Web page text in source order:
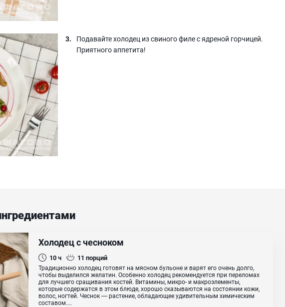
Подавайте холодец из свиного филе с ядреной горчицей.
Приятного аппетита!
Холодец с чесноком
10 ч 11 порций
Традиционно холодец готовят на мясном бульоне и варят его очень долго,
чтобы выделился желатин. Особенно холодец рекомендуется при переломах
для лучшего сращивания костей. Витамины, микро- и макроэлементы,
которые содержатся в этом блюде, хорошо сказываются на состоянии кожи,
волос, ногтей. Чеснок ― растение, обладающее удивительным химическим
составом....